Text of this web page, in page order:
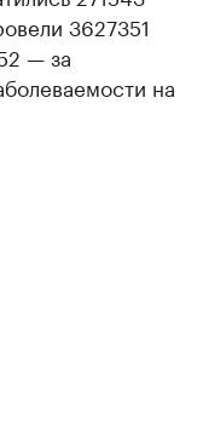
3627351
— за
на